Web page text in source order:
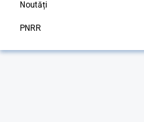
Noutăți
PNRR